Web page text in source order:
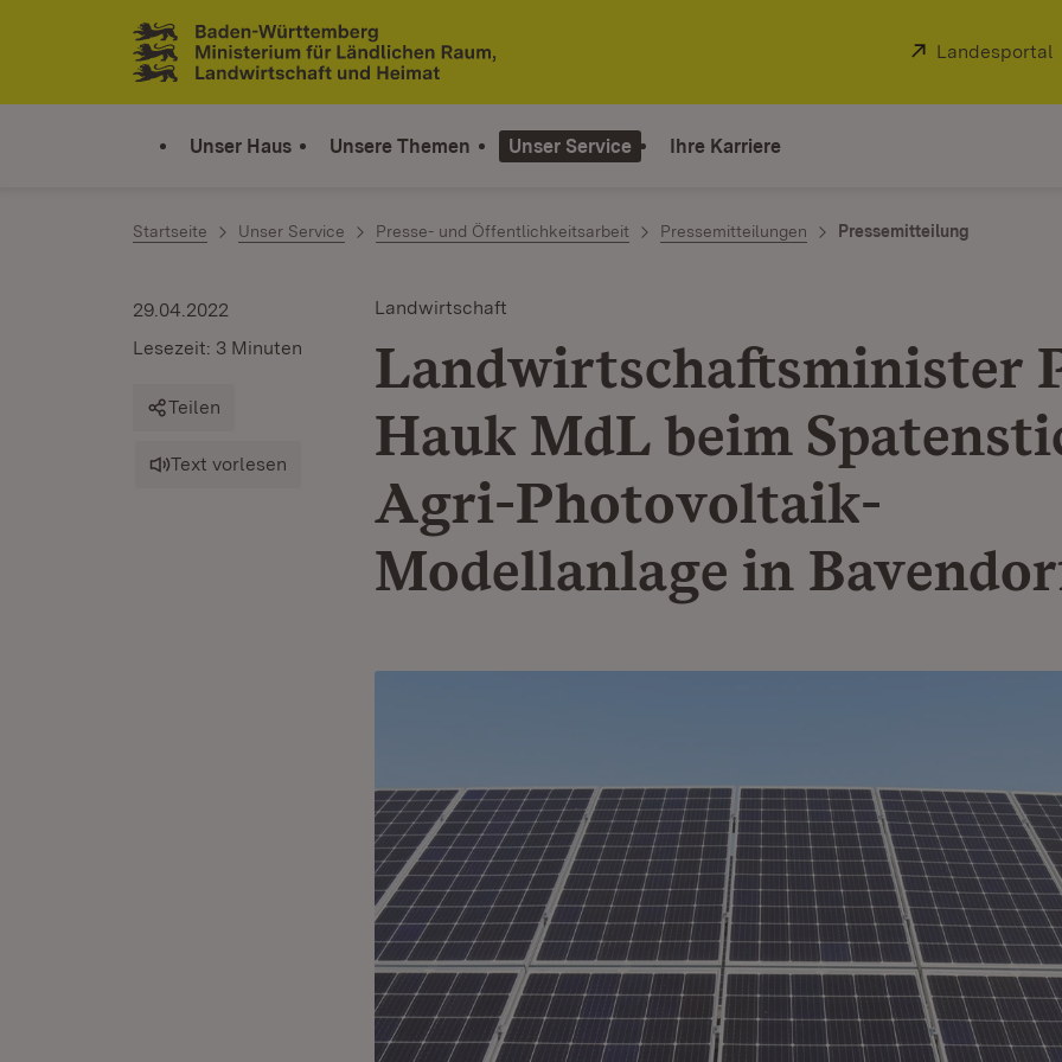
Zum Inhalt springen
Link zur Startseite
Extern:
Landesportal
Unser Haus Unsere Themen Unser Service Ihre Karriere
Startseite Unser Service Presse- und Öffentlichkeitsarbeit Pressemitteilungen Pressemitteilung
Landwirtschaft
Landwirtschaftsminister
Hauk MdL beim
Agri-Photovoltaik-
Modellanlage in
29.04.2022
Lesezeit: 3 Minuten
Teilen
Text vorlesen